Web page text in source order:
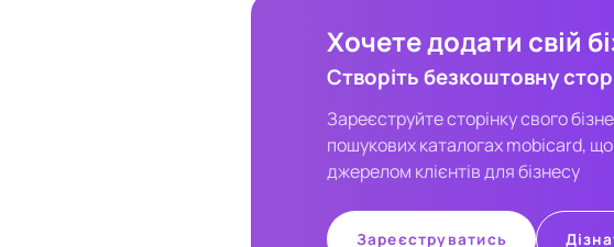
Хочете додати свій
Створіть безкоштовну
Зареєструйте сторінку свого
пошукових каталогах mobicard,
джерелом клієнтів для бізнесу
Зареєструватись